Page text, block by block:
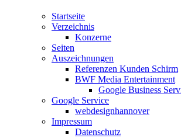
Startseite
Verzeichnis
Konzerne
Seiten
Auszeichnungen
Referenzen Kunden Schirm
BWF Media Entertainment
Google Business
Google Service
webdesignhannover
Impressum
Datenschutz